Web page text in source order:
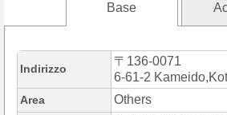
Base
Indirizzo
〒136-0071
6-61-2
Area Others